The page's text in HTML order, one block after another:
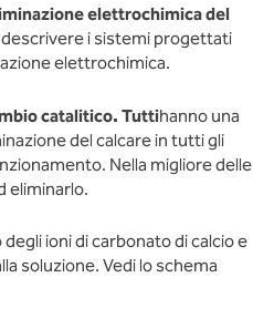
elettrochimica del
i sistemi progettati
elettrochimica.
catalitico. Tuttihanno una
del calcare in tutti gli
Nella migliore delle
eliminarlo.
ioni di carbonato di calcio e
soluzione. Vedi lo schema